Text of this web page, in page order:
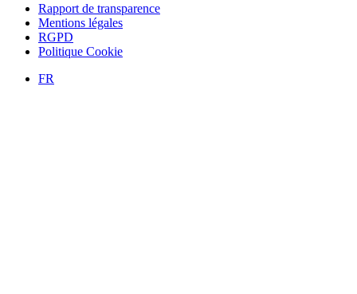
Rapport de transparence
Mentions légales
RGPD
Politique Cookie
FR